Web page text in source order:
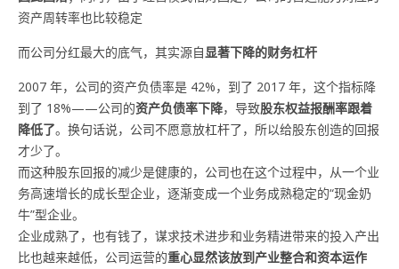
资产周转率也比较稳定
而公司分红最大的底气，其实源自显著下降的财务杠杆
2007 年，公司的资产负债率是 42%，到了 2017 年，这个指标降
到了 18%——公司的资产负债率下降，导致股东权益报酬率跟着
降低了。换句话说，公司不愿意放杠杆了，所以给股东创造的回报
才少了。
而这种股东回报的减少是健康的，公司也在这个过程中，从一个业
务高速增长的成长型企业，逐渐变成一个业务成熟稳定的“现金奶
牛”型企业。
企业成熟了，也有钱了，谋求技术进步和业务精进带来的投入产出
比也越来越低，公司运营的重心显然该放到产业整合和资本运作